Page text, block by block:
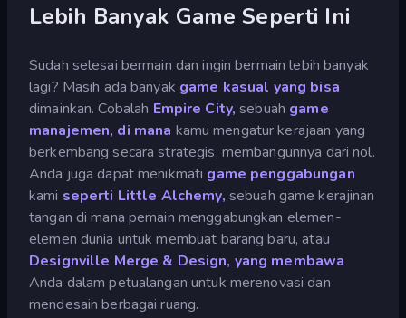
Lebih Banyak Game Seperti Ini
Sudah selesai bermain dan ingin bermain lebih banyak
lagi? Masih ada banyak game kasual yang bisa
dimainkan. Cobalah Empire City, sebuah game
manajemen, di mana kamu mengatur kerajaan yang
berkembang secara strategis, membangunnya dari nol.
Anda juga dapat menikmati game penggabungan
kami seperti Little Alchemy, sebuah game kerajinan
tangan di mana pemain menggabungkan elemen-
elemen dunia untuk membuat barang baru, atau
Designville Merge & Design, yang membawa
Anda dalam petualangan untuk merenovasi dan
mendesain berbagai ruang.